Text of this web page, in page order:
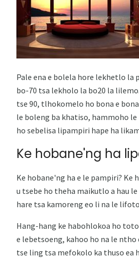
Pale ena e bolela hore lekhetlo
bo-70 tsa lekholo la bo20 la
tse 90, tlhokomelo ho bona e
le boleng ba khatiso, hammoho
ho sebelisa lipampiri hape ha
Ke hobane'ng ha
Ke hobane'ng ha e le pampiri?
u tsebe ho theha maikutlo a hau
hare tsa kamoreng eo li na le
Hang-hang ke habohlokoa ho
e lebetsoeng, kahoo ho na le
tse ling tsa mefokolo ka thuso ea